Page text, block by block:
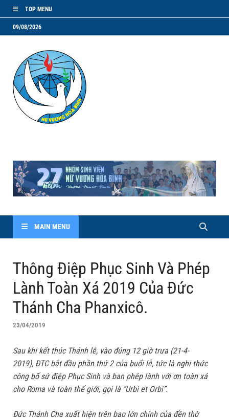
TOP MENU
09/08/2026
MAIN MENU
Thông Điệp Phục Sinh Và Phép
Lành Toàn Xá 2019 Của Đức
Thánh Cha Phanxicô.
23/04/2019
Sau khi kết thúc Thánh lễ, vào đúng 12 giờ trưa (21-4-
2019), ĐTC bắt đầu phần thứ 2 của buổi lễ, tức là nghi thức
công bố sứ điệp Phục Sinh và ban phép lành với ơn toàn xá
cho Roma và toàn thế giới, gọi là ”Urbi et Orbi”.
Đức Thánh Cha xuất hiện trên bao lớn chính của đền thờ